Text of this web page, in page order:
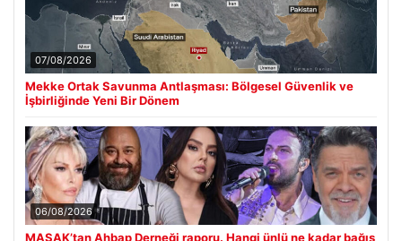
07/08/2026
Mekke Ortak Savunma Antlaşması: Bölgesel Güvenlik ve
İşbirliğinde Yeni Bir Dönem
06/08/2026
MASAK’tan Ahbap Derneği raporu. Hangi ünlü ne kadar bağış